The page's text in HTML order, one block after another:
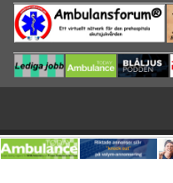
Hoppa till huvudinnehåll